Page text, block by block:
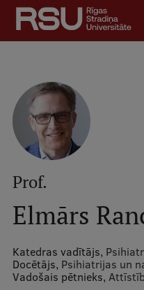
Pārlekt
galveno
saturu
Latviski
Meklēt Mobile
augšējā
izvēlne
Skolēniem
Studentiem
Darba devējiem
Kontakti
Prof.
Elmārs
Katedras vadītājs,
Docētājs, Psihiatrijas un
Vadošais pētnieks,